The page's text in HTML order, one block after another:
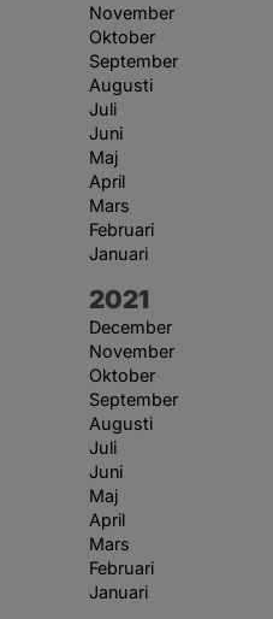
November
Oktober
September
Augusti
Juli
Juni
Maj
April
Mars
Februari
Januari
År:
2021
December
November
Oktober
September
Augusti
Juli
Juni
Maj
April
Mars
Februari
Januari